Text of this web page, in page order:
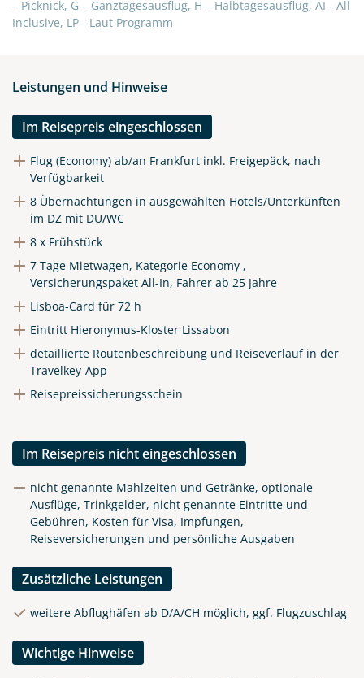
X
Telegram
Link kopieren
– Picknick, G – Ganztagesausflug, H – Halbtagesausflug, AI - All
Inclusive, LP - Laut Programm
Leistungen und Hinweise
Im Reisepreis eingeschlossen
Flug (Economy) ab/an Frankfurt inkl. Freigepäck, nach
Verfügbarkeit
8 Übernachtungen in ausgewählten Hotels/Unterkünften
im DZ mit DU/WC
8 x Frühstück
7 Tage Mietwagen, Kategorie Economy ,
Versicherungspaket All-In, Fahrer ab 25 Jahre
Lisboa-Card für 72 h
Eintritt Hieronymus-Kloster Lissabon
detaillierte Routenbeschreibung und Reiseverlauf in der
Travelkey-App
Reisepreissicherungsschein
Im Reisepreis nicht eingeschlossen
nicht genannte Mahlzeiten und Getränke, optionale
Ausflüge, Trinkgelder, nicht genannte Eintritte und
Gebühren, Kosten für Visa, Impfungen,
Reiseversicherungen und persönliche Ausgaben
Zusätzliche Leistungen
weitere Abflughäfen ab D/A/CH möglich, ggf. Flugzuschlag
Wichtige Hinweise